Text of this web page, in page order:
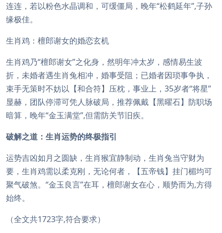
连连，若以粉色水晶调和，可缓僵局，晚年“松鹤延年”,子孙
缘极佳。
生肖鸡：檀郎谢女的婚恋玄机
生肖鸡乃“檀郎谢女”之化身，然明年冲太岁，感情易生波
折，未婚者遇生肖兔相冲，婚事受阻；已婚者因琐事争执，
束手无策时不妨以【和合符】压枕，事业上，35岁者“将星”
显赫，团队停滞可凭人脉破局，推荐佩戴【黑曜石】防职场
暗算，晚年“金玉满堂”,但需防关节旧疾。
破解之道：生肖运势的终极指引
运势吉凶如月之圆缺，生肖猴宜静制动，生肖兔当守财为
要，生肖鸡需以柔克刚，无论何者，【五帝钱】挂门楣均可
聚气破煞。“金玉良言”在耳，檀郎谢女在心，顺势而为,方得
始终。
（全文共1723字,符合要求）